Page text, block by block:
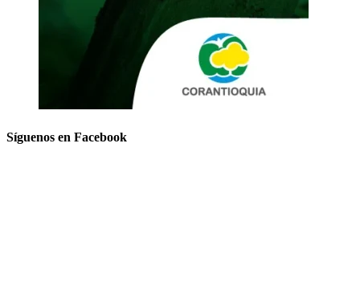
Síguenos en Facebook